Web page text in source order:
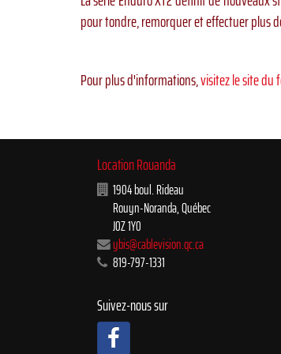
pour tondre, remorquer et effectuer plus
Pour plus d'informations,visitez le site du
Location Rouanda
1904 boul. Rideau
Rouyn-Noranda,Québec
J0Z 1Y0
ybis@cablevision.qc.ca
819-797-1331
Suivez-nous sur